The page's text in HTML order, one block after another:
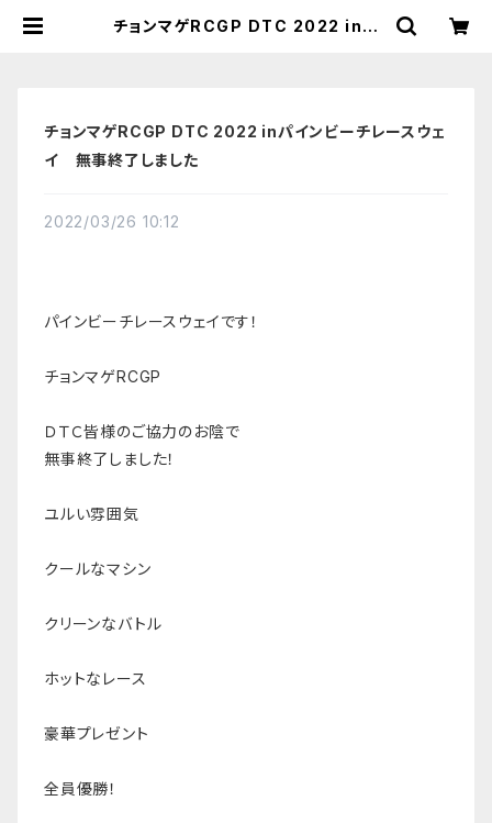
チョンマゲRCGP DTC 2022 inパ
チョンマゲRCGP DTC 2022 inパインビーチレースウェ
イ 無事終了しました
2022/03/26 10:12
パインビーチレースウェイです！
チョンマゲRCGP
ＤＴＣ皆様のご協力のお陰で
無事終了しました！
ユルい雰囲気
クールなマシン
クリーンなバトル
ホットなレース
豪華プレゼント
全員優勝！